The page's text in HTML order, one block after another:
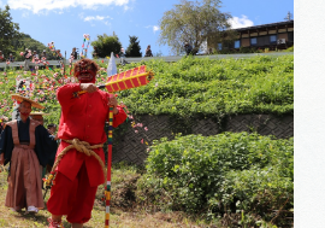
ー記事
「ＶＩＳＩＴ岐阜県」